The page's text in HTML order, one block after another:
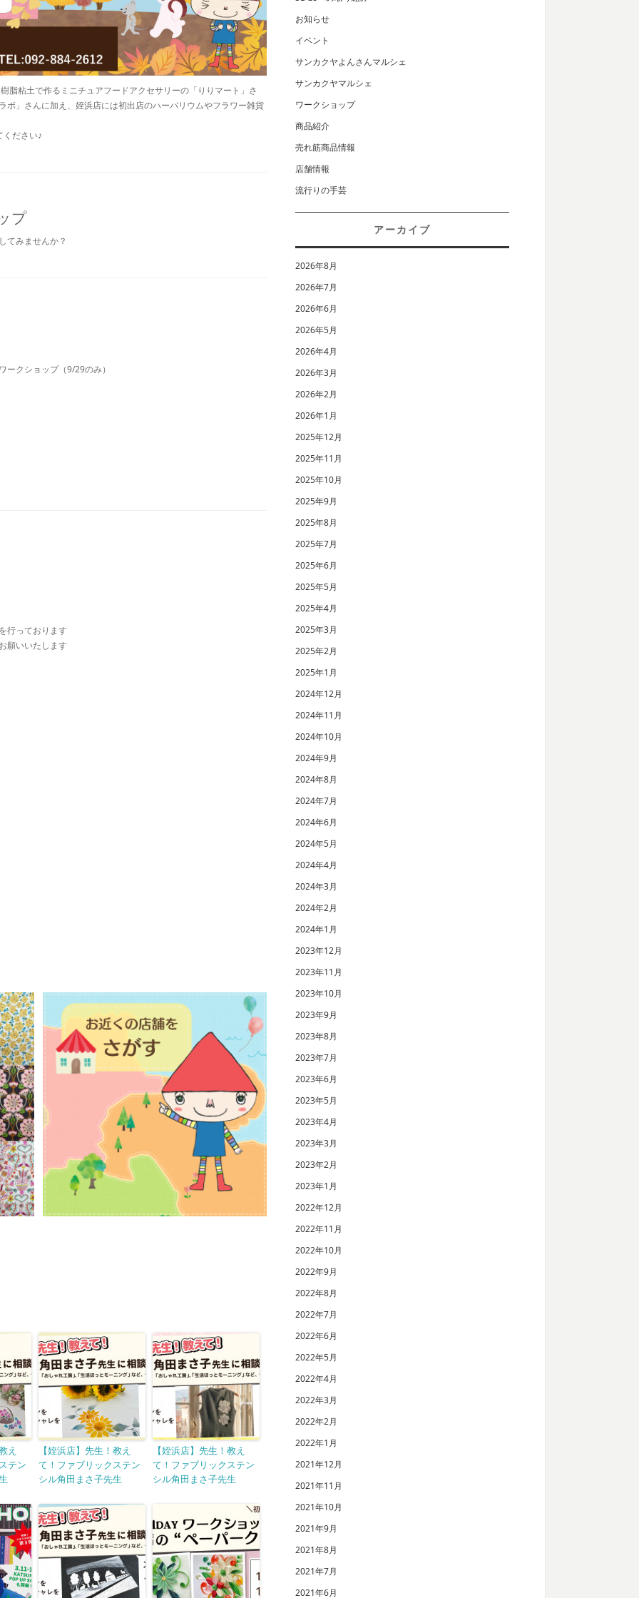
脂粘土で作るミニチュアフードアクセサリーの「りりマート」さ
ボ」さんに加え、姪浜店には初出店のハーバリウムやフラワー雑貨
ださい♪
プ
てみませんか？
ークショップ（9/29のみ）
行っております
願いいたします
え
テン
【姪浜店】先生！教え
て！ファブリックステン
シル角田まさ子先生
【姪浜店】先生！教え
て！ファブリックステン
シル角田まさ子先生
お知らせ
イベント
サンカクヤよんさんマルシェ
サンカクヤマルシェ
ワークショップ
商品紹介
売れ筋商品情報
店舗情報
流行りの手芸
アーカイブ
2026年8月
2026年7月
2026年6月
2026年5月
2026年4月
2026年3月
2026年2月
2026年1月
2025年12月
2025年11月
2025年10月
2025年9月
2025年8月
2025年7月
2025年6月
2025年5月
2025年4月
2025年3月
2025年2月
2025年1月
2024年12月
2024年11月
2024年10月
2024年9月
2024年8月
2024年7月
2024年6月
2024年5月
2024年4月
2024年3月
2024年2月
2024年1月
2023年12月
2023年11月
2023年10月
2023年9月
2023年8月
2023年7月
2023年6月
2023年5月
2023年4月
2023年3月
2023年2月
2023年1月
2022年12月
2022年11月
2022年10月
2022年9月
2022年8月
2022年7月
2022年6月
2022年5月
2022年4月
2022年3月
2022年2月
2022年1月
2021年12月
2021年11月
2021年10月
2021年9月
2021年8月
2021年7月
2021年6月